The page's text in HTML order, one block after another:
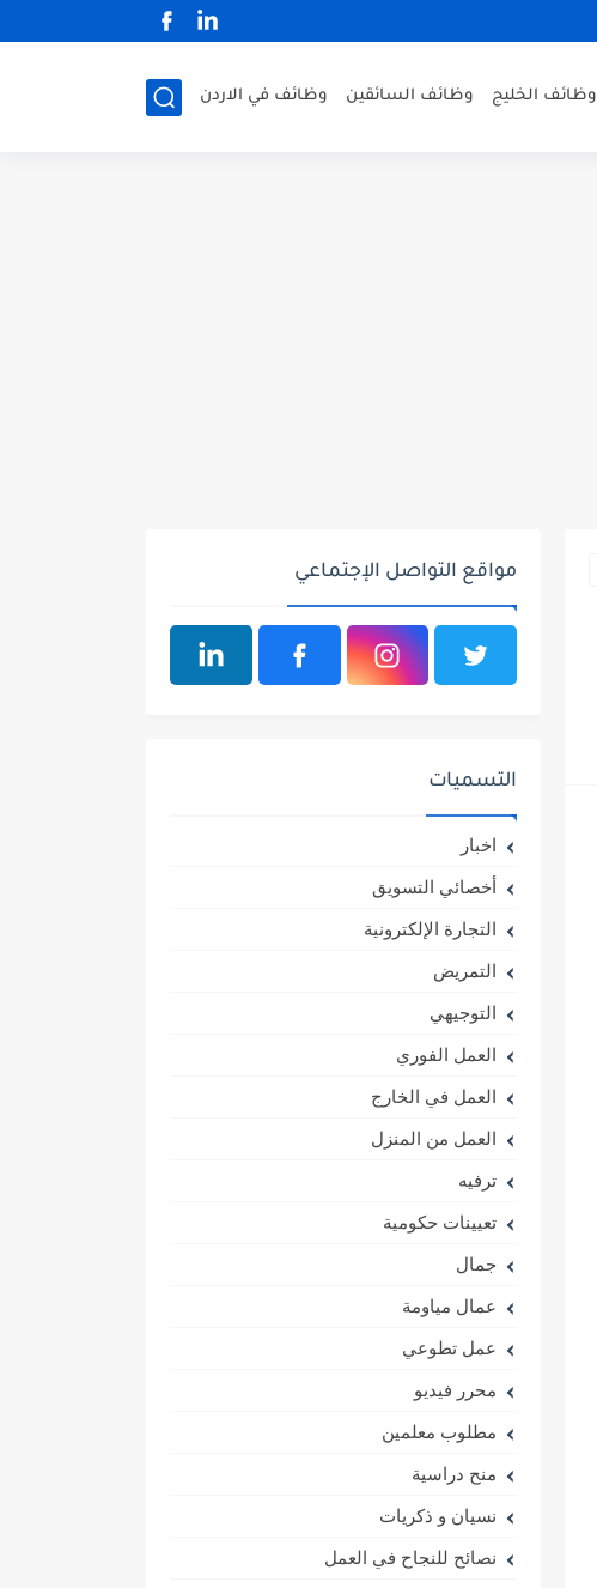
وظائف الخليج وظائف السائقين وظائف في الاردن
مواقع التواصل الإجتماعي
التسميات
اخبار
أخصائي التسويق
التجارة الإلكترونية
التمريض
التوجيهي
العمل الفوري
العمل في الخارج
العمل من المنزل
ترفيه
تعيينات حكومية
جمال
عمال مياومة
عمل تطوعي
محرر فيديو
مطلوب معلمين
منح دراسية
نسيان و ذكريات
نصائح للنجاح في العمل